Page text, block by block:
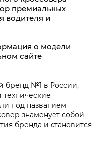
премиальных
водителя и
о модели
сайте
бренд №1 в России,
под названием
знаменует собой
бренда и становится